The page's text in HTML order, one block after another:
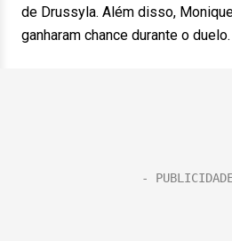
de Drussyla. Além disso,
ganharam chance durante o duelo.